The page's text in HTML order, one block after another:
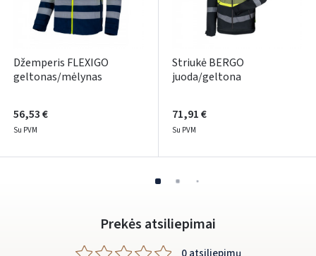
Džemperis FLEXIGO
geltonas/mėlynas
56,53 €
Su PVM
Striukė BERGO
juoda/geltona
71,91 €
Su PVM
Prekės atsiliepimai